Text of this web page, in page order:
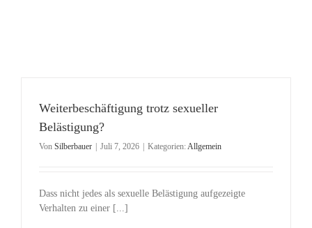
Weiterbeschäftigung trotz sexueller
Belästigung?
Von Silberbauer Juli 7, 2026 Kategorien:Allgemein
Dass nicht jedes als sexuelle Belästigung aufgezeigte
Verhalten zu einer [...]